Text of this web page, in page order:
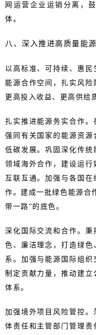
网运营企业运销分离，
体。
八、深入推进高质量能
以高标准、可持续、惠
能源合作空间，扎实风险
更高投入收益、更高供给
扎实推进能源务实合作
强同有关国家的能源资
低碳发展。巩固深化传
领域海外合作，建设运
互联互通。加强与各国
作。建成一批绿色能源合
带一路”的底色。
深化国际交流和合作。
色、廉洁理念，打造绿色
系。加强与能源国际组
制定贡献力量，推动建
体系。
加强境外项目风险管控
体责任和主管部门管理